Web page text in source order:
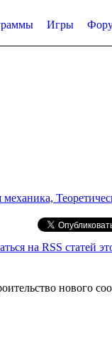
Игры
на RSS статей
нового